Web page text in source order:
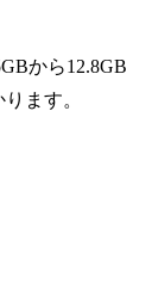
から12.8GB
ます。